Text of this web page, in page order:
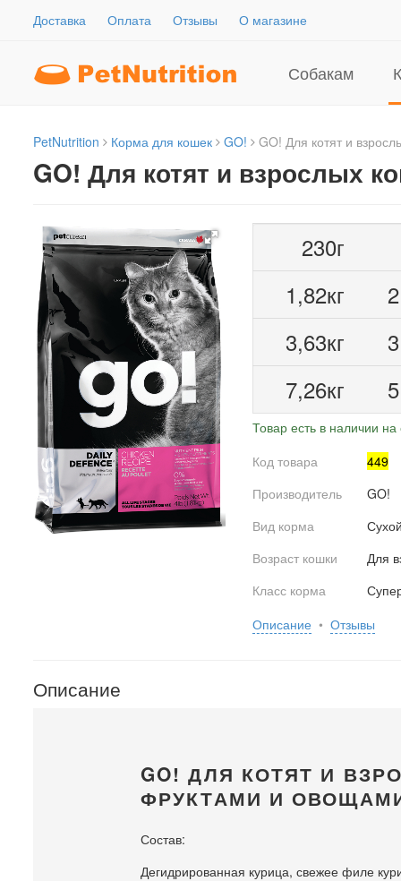
Доставка Оплата Отзывы О магазине
Собакам
PetNutrition Корма для кошек GO! GO! Для котят и
GO! Для котят и взрослых
230г
1,82кг
3,63кг
7,26кг
Товар есть в наличии на
Код товара
449
Производитель
GO!
Вид корма
Возраст кошки
Для
Класс корма
Описание • Отзывы
Описание
GO! ДЛЯ КОТЯТ И
ФРУКТАМИ И
Состав:
Дегидрированная курица, свежее филе